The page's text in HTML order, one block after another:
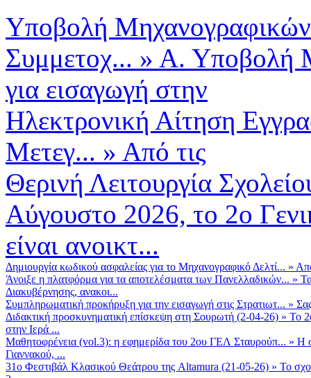
Υποβολή
Συμμετοχ... » Α. Υποβολή
για εισαγωγή στην
Ηλεκτρονική Αίτηση
Μετεγ... » Από τις
Θερινή Λειτουργία
Αύγουστο 2026, το 2ο
είναι ανοικτ...
Δημιουργία κωδικού ασφαλείας για το Μηχανογραφικό Δελτί... »
Άνοιξε η πλατφόρμα για τα αποτελέσματα των Πανελλαδικών... »
Διακυβέρνησης, ανακοι...
Συμπληρωματική προκήρυξη για την εισαγωγή στις Στρατιωτ... »
Διδακτική προσκυνηματική επίσκεψη στη Σουρωτή (2-04-26) » Το
στην Ιερά ...
Μαθητοφρένεια (vol.3): η εφημερίδα του 2ου ΓΕΛ Σταυρούπ... » Η
Γιαννακού, ...
31ο Φεστιβάλ Κλασικού Θεάτρου της Altamura (21-05-26) » Το